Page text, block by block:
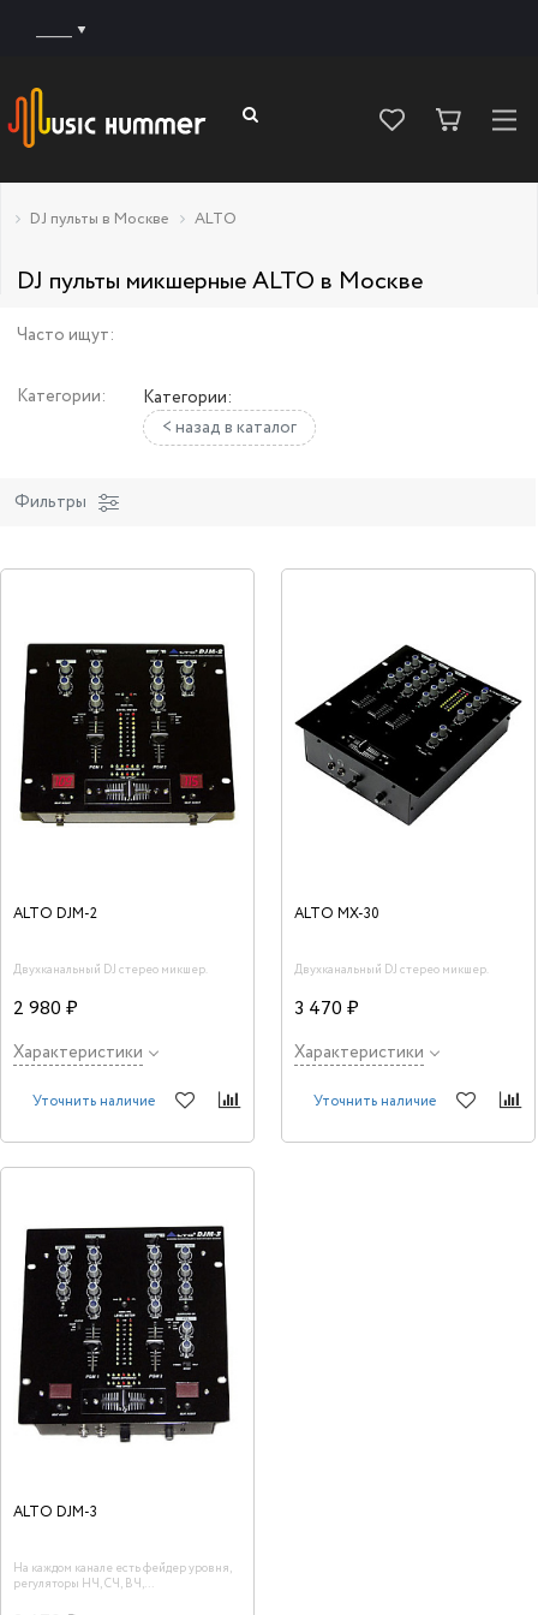
DJ пульты в Москве ALTO
DJ пульты микшерные ALTO в Москве
Часто ищут:
Категории:
Категории:
< назад в каталог
Фильтры
ALTO DJM-2
Двухканальный DJ стерео микшер.
2 980 ₽
Характеристики
Уточнить наличие
ALTO MX-30
Двухканальный DJ стерео микшер.
3 470 ₽
Характеристики
Уточнить наличие
ALTO DJM-3
На каждом канале есть фейдер уровня,
регуляторы НЧ, СЧ, ВЧ,